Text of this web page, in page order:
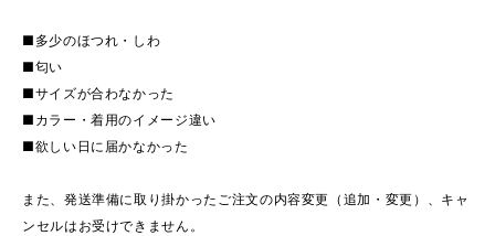
■多少のほつれ・しわ
■匂い
■サイズが合わなかった
■カラー・着用のイメージ違い
■欲しい日に届かなかった
また、発送準備に取り掛かったご注文の内容変更（追加・変更）、キャ
ンセルはお受けできません。